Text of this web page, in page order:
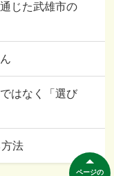
じた武雄市の
はなく「選び
法
ページの